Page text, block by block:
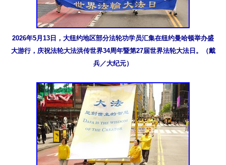
2026年5月13日，大纽约地区部分法轮功学员汇集在纽约曼哈顿举办盛
大游行，庆祝法轮大法洪传世界34周年暨第27届世界法轮大法日。（戴
兵／大纪元）